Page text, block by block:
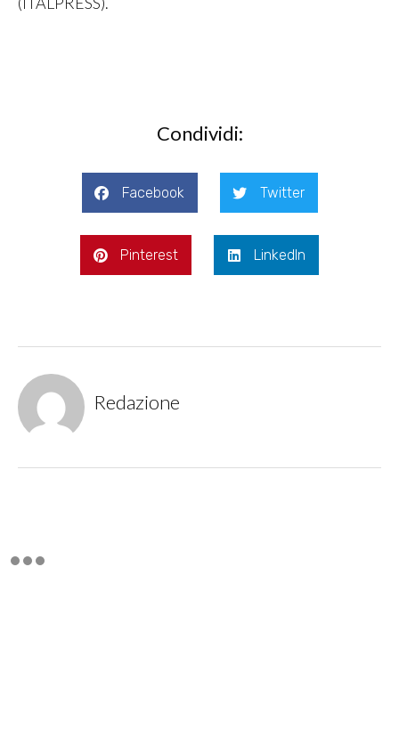
Condividi:
Facebook Twitter
Pinterest LinkedIn
Redazione